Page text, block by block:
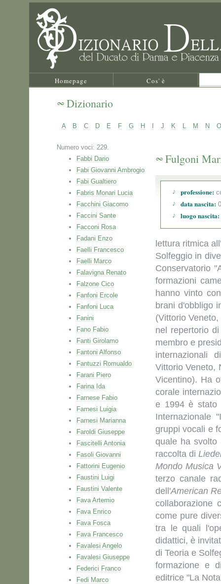
Homepage Cos' è
Dizionario
A B C D E F G H J K L M N O
Numero voci: 229.
Fabbi Dario
Fabi Giovanni Ambrogio
Fabi Gualtiero
Fabris Monari Lucia
Facchini Giacomo
Faccini Sante
Facconi Rosa
Fadani Enzo
Faelli Francesco
Faelli Marco
Falavigna Renato
Falzone Cico
Fanfoni Ercole
Fanfoni Luca
Fanini
Fano Fabio
Fanti Girolamo
Fantoni Alfonso
Fantuzzi Romualdo
Farani Piero
Farina Ida
Farnese Fabio
Farnesi Luigia
Farnesi Marianna
Faroldi Giuseppe
Fascitelli Antonia
Fasoli Giovanni
Fattorini Eugenio
Faustini Luigi
Faustini Valente
Fava Artemio
Fava Enrico
Fava Fosca
Fava Francesco
Favalesi Angelo
Favalesi Giuseppe
Federici Franco
Fedi Marco
Fulgoni
professione:
data nascita:
luogo nascita:
lettura ritmica
Solfeggio in
Conservatorio
formazioni
hanno vinto
brani d'obbligo
(Vittorio
nel repertorio
membro e
internazionali
Vittorio Veneto,
Vicentino). Ha
corale
e 1994 è stato
Internazionale
gruppi vocali e
quale ha
raccolta di
Mondo Musica
terzo canale
dell'American
collaborazione
come pure
tra le quali
didattici, è
di Teoria e
formazione e
editrice "La